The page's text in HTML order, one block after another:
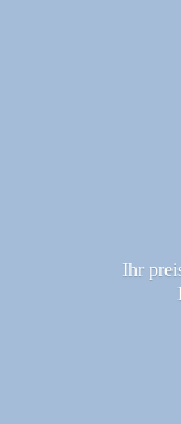
Ihr